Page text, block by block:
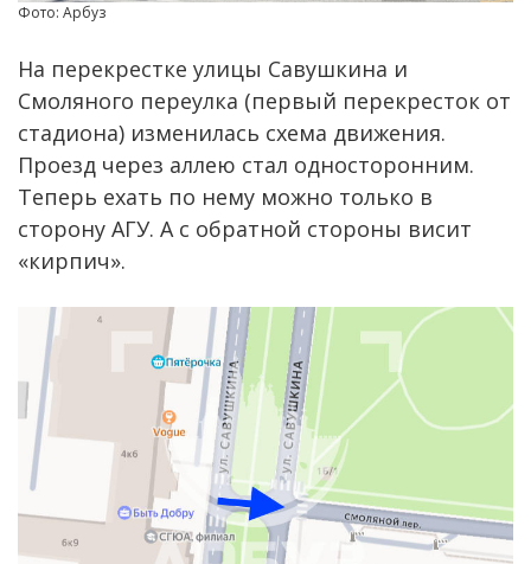
Фото: Арбуз
На перекрестке улицы Савушкина и
Смоляного переулка (первый перекресток от
стадиона) изменилась схема движения.
Проезд через аллею стал односторонним.
Теперь ехать по нему можно только в
сторону АГУ. А с обратной стороны висит
«кирпич».